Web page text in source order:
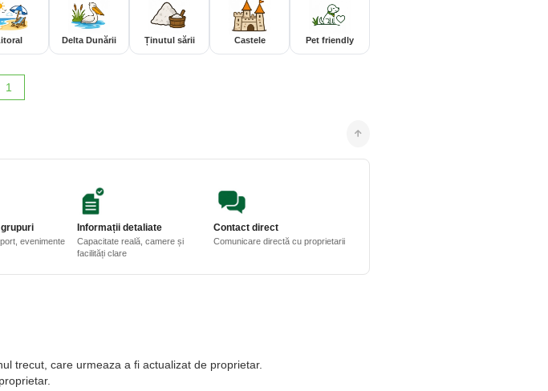
Delta Dunării Ținutul sării Castele Pet friendly
1
evenimente
Informații detaliate
Capacitate reală, camere și
facilități clare
Contact direct
Comunicare directă cu proprietarii
trecut, care urmeaza a fi actualizat de proprietar.